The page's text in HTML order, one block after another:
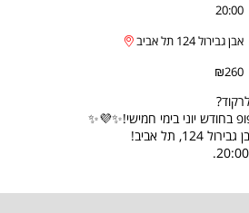
20:00
אבן גבירול 124 תל אביב
₪260
בחודש יוני בימי חמישי!✨💜✨
תל אביב!